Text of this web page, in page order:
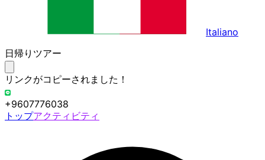
Italiano
日帰りツアー
リンクがコピーされました！
+9607776038
トップアクティビティ